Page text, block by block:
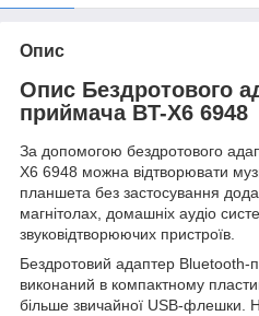
Опис
Опис Бездротового
приймача BT-X6 6948
За допомогою бездротового
X6 6948 можна відтворювати
планшета без застосування
магнітолах, домашніх аудіо
звуковідтворюючих пристроїв.
Бездротовий адаптер Bluetooth-
виконаний в компактному
більше звичайної USB-флешки.